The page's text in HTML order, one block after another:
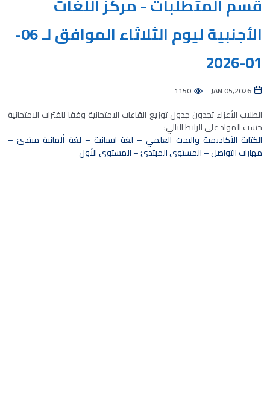
الأجنبية ليوم الثلاثاء الموافق لـ 06-
01-2026
JAN 05,2026
1150
الطلاب الأعزاء تجدون جدول توزيع القاعات الامتحانية وفقا للفترات الامتحانية
حسب المواد على الرابط التالي:
الكتابة الأكاديمية والبحث العلمي – لغة اسبانية – لغة ألمانية مبتدئ –
مهارات التواصل – المستوى المبتدئ – المستوى الأول